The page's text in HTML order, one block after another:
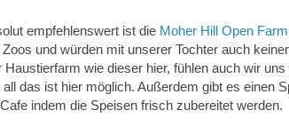
empfehlenswert ist die Moher Hill Open Farm
und würden mit unserer Tochter auch
wie dieser hier, fühlen auch wir
das ist hier möglich. Außerdem gibt es einen
indem die Speisen frisch zubereitet werden.